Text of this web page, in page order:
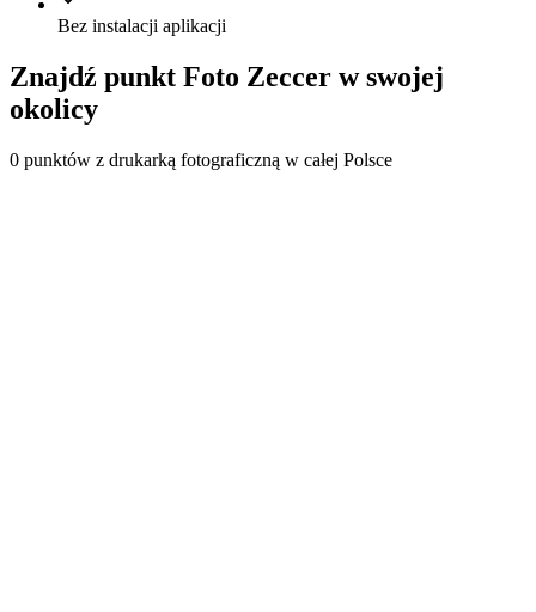
Bez instalacji aplikacji
Znajdź punkt Foto Zeccer w swojej
okolicy
0 punktów z drukarką fotograficzną w całej Polsce